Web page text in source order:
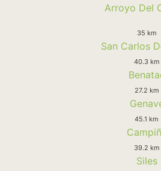
Arroyo Del
35 km
San Carlos
40.3 km
27.2 km
45.1 km
39.2 km
Siles